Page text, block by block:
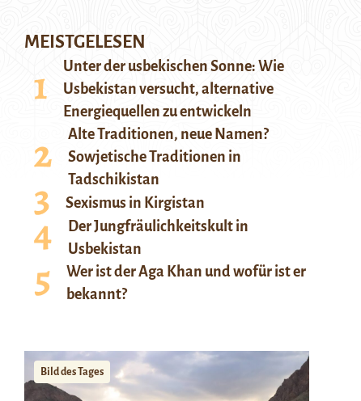
MEISTGELESEN
Unter der usbekischen Sonne: Wie
Usbekistan versucht, alternative
Energiequellen zu entwickeln
Alte Traditionen, neue Namen?
Sowjetische Traditionen in
Tadschikistan
Sexismus in Kirgistan
Der Jungfräulichkeitskult in
Usbekistan
Wer ist der Aga Khan und wofür ist er
bekannt?
Bild des Tages